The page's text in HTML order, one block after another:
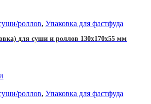
роллов, Упаковка для фастфуда
для суши и роллов 130x170x55 мм
роллов, Упаковка для фастфуда